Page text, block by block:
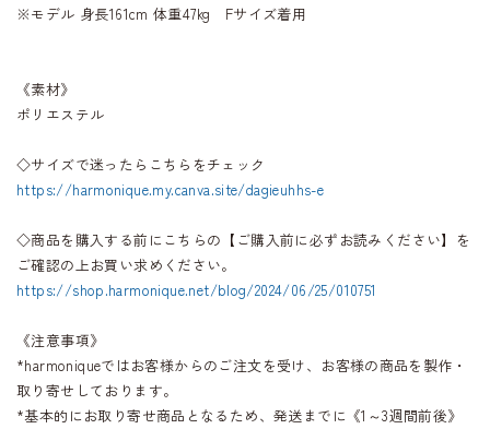
※モデル 身長161cm 体重47kg Fサイズ着用
《素材》
ポリエステル
◇サイズで迷ったらこちらをチェック
https://harmonique.my.canva.site/dagieuhhs-e
◇商品を購入する前にこちらの【ご購入前に必ずお読みください】を
ご確認の上お買い求めください。
https://shop.harmonique.net/blog/2024/06/25/010751
《注意事項》
*harmoniqueではお客様からのご注文を受け、お客様の商品を製作・
取り寄せしております。
*基本的にお取り寄せ商品となるため、発送までに《1～3週間前後》